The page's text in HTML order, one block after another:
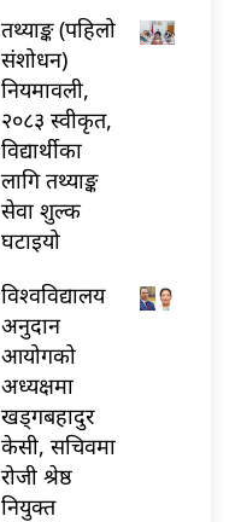
तथ्याङ्क (पहिलो
संशोधन)
नियमावली,
२०८३ स्वीकृत,
विद्यार्थीका
लागि तथ्याङ्क
सेवा शुल्क
घटाइयो
विश्वविद्यालय
अनुदान
आयोगको
अध्यक्षमा
खड्गबहादुर
केसी, सचिवमा
रोजी श्रेष्ठ
नियुक्त